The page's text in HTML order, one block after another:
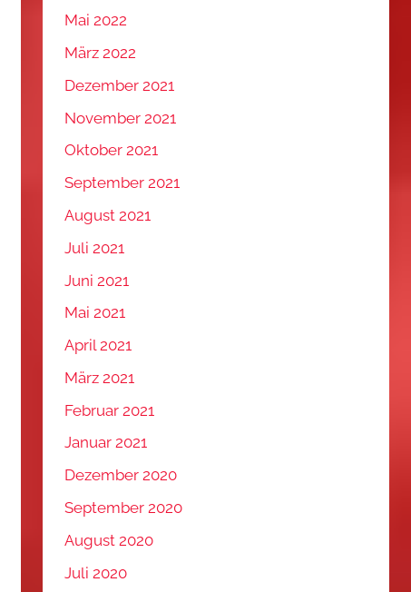
Mai 2022
März 2022
Dezember 2021
November 2021
Oktober 2021
September 2021
August 2021
Juli 2021
Juni 2021
Mai 2021
April 2021
März 2021
Februar 2021
Januar 2021
Dezember 2020
September 2020
August 2020
Juli 2020